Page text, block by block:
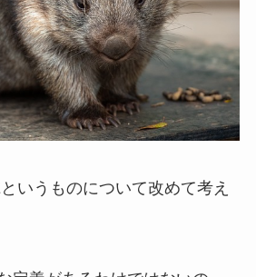
いうものについて改めて考え